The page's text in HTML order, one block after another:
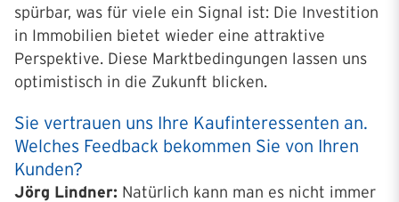
spürbar, was für viele ein Signal ist: Die Investition
in Immobilien bietet wieder eine attraktive
Perspektive. Diese Marktbedingungen lassen uns
optimistisch in die Zukunft blicken.
Sie vertrauen uns Ihre Kaufinteressenten an.
Welches Feedback bekommen Sie von Ihren
Kunden?
Jörg Lindner: Natürlich kann man es nicht immer